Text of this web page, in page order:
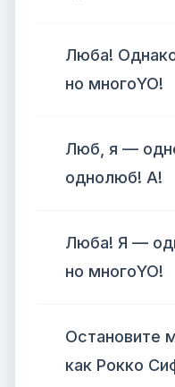
Люба!
но многоYO!
Люб, я —
однолюб! А!
Люба! Я —
но многоYO!
Остановите
как Рокко